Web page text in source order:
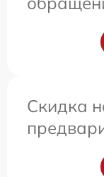
Скидка